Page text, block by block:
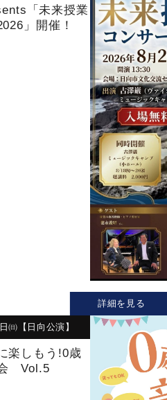
「未来授業
」開催！
詳細を見る
㈰【日向公演】
楽しもう!0歳
Vol.5